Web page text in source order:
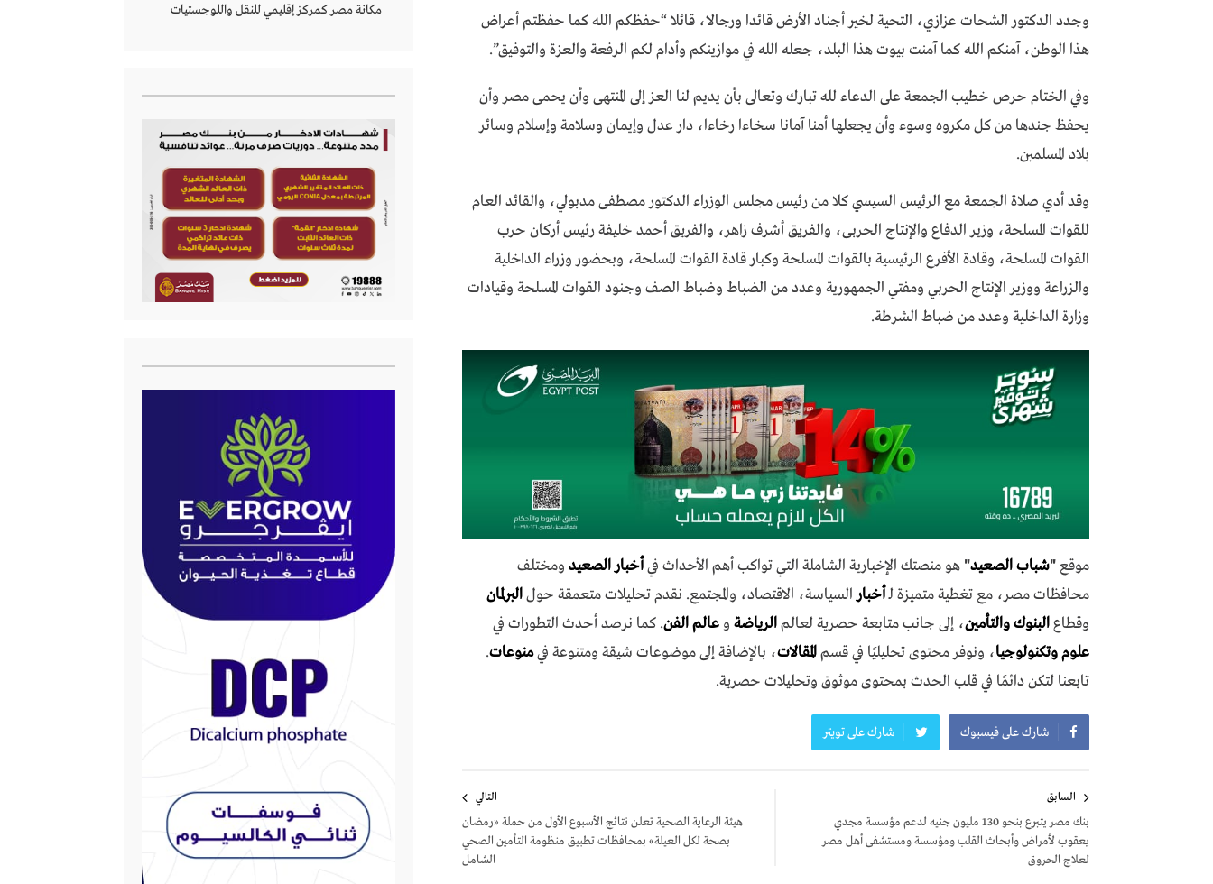
وجدد الدكتور الشحات عزازي، التحية لخير أجناد الأرض قائدا ورجالا، قائلا “حفظكم الله كما حفظتم أعراض
هذا الوطن، آمنكم الله كما آمنت بيوت هذا البلد، جعله الله في موازينكم وأدام لكم الرفعة والعزة والتوفيق”.
وفي الختام حرص خطيب الجمعة على الدعاء لله تبارك وتعالى بأن يديم لنا العز إلى المنتهى وأن يحمى مصر وأن
يحفظ جندها من كل مكروه وسوء وأن يجعلها أمنا آمانا سخاءا رخاءا، دار عدل وإيمان وسلامة وإسلام وسائر
بلاد المسلمين.
وقد أدي صلاة الجمعة مع الرئيس السيسي كلا من رئيس مجلس الوزراء الدكتور مصطفى مدبولي، والقائد العام
للقوات المسلحة، وزير الدفاع والإنتاج الحربى، والفريق أشرف زاهر، والفريق أحمد خليفة رئيس أركان حرب
القوات المسلحة، وقادة الأفرع الرئيسية بالقوات المسلحة وكبار قادة القوات المسلحة، وبحضور وزراء الداخلية
والزراعة ووزير الإنتاج الحربي ومفتي الجمهورية وعدد من الضباط وضباط الصف وجنود القوات المسلحة وقيادات
وزارة الداخلية وعدد من ضباط الشرطة.
موقع"شباب الصعيد" هو منصتك الإخبارية الشاملة التي تواكب أهم الأحداث فيأخبار الصعيد ومختلف
محافظات مصر، مع تغطية متميزة لـأخبارالسياسة، الاقتصاد، والمجتمع. نقدم تحليلات متعمقة حولالبرلمان
وقطاعالبنوك والتأمين، إلى جانب متابعة حصرية لعالمالرياضة و عالم الفن. كما نرصد أحدث التطورات في
علوم وتكنولوجيا، ونوفر محتوى تحليليًا في قسمالمقالات، بالإضافة إلى موضوعات شيقة ومتنوعة فيمنوعات.
تابعنا لتكن دائمًا في قلب الحدث بمحتوى موثوق وتحليلات حصرية.
شارك على فيسبوك شارك على تويتر
المقالات
السابق
بنك مصر يتبرع بنحو 130 مليون جنيه لدعم مؤسسة مجدي
يعقوب لأمراض وأبحاث القلب ومؤسسة ومستشفى أهل مصر
لعلاج الحروق
التالي
هيئة الرعاية الصحية تعلن نتائج الأسبوع الأول من حملة «رمضان
بصحة لكل العيلة» بمحافظات تطبيق منظومة التأمين الصحي
الشامل
مكانة مصر كمركز إقليمي للنقل واللوجستيات